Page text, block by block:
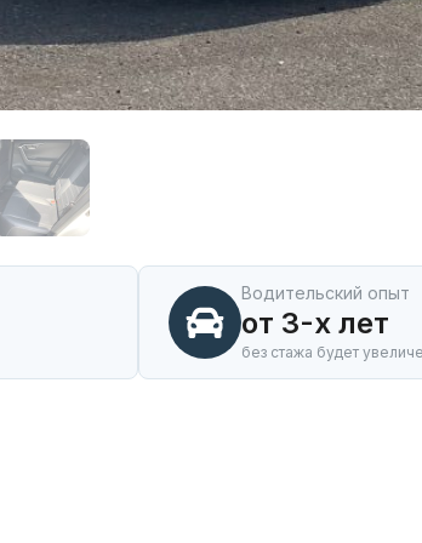
Водительский опыт
от 3-х лет
без стажа будет